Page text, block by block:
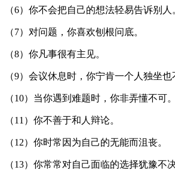
（6）你不会把自己的想法轻易告诉别人
（7）对问题，你喜欢刨根问底。
（8）你凡事很有主见。
（9）会议休息时，你宁肯一个人独坐也
（10）当你遇到难题时，你非弄懂不可。
（11）你不善于和人辩论。
（12）你时常因为自己的无能而沮丧。
（13）你常常对自己面临的选择犹豫不决